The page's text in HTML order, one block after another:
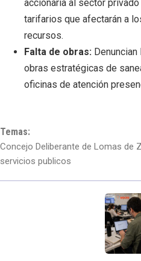
accionaria al sector
tarifarios que afectarán a
recursos.
Falta de obras:
obras estratégicas de
oficinas de atención
Temas:
Concejo Deliberante de Lomas de
servicios publicos